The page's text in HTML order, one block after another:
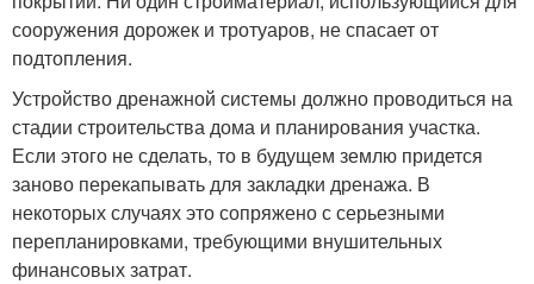
сооружения дорожек и тротуаров, не спасает от
подтопления.
Устройство дренажной системы должно проводиться на
стадии строительства дома и планирования участка.
Если этого не сделать, то в будущем землю придется
заново перекапывать для закладки дренажа. В
некоторых случаях это сопряжено с серьезными
перепланировками, требующими внушительных
финансовых затрат.